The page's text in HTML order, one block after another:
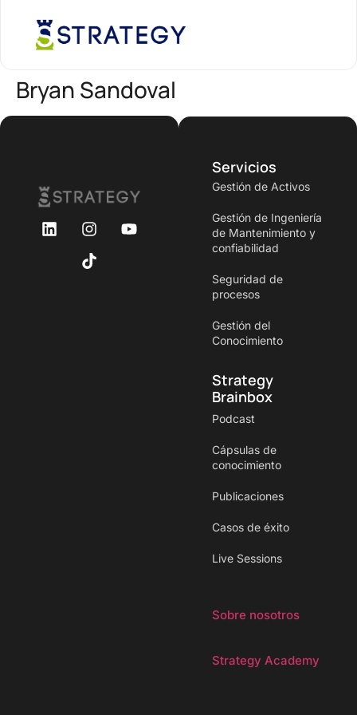
Bryan Sandoval
Servicios
Gestión de Activos
Gestión de Ingeniería
de Mantenimiento y
confiabilidad
Seguridad de
procesos
Gestión del
Conocimiento
Strategy
Brainbox
Podcast
Cápsulas de
conocimiento
Publicaciones
Casos de éxito
Live Sessions
Sobre nosotros
Strategy Academy